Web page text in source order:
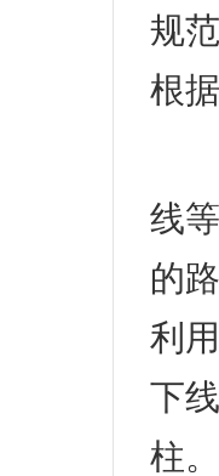
规
根
线
的
利
下
柱。